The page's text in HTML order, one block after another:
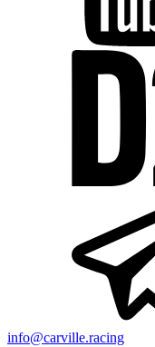
info@carville.racing